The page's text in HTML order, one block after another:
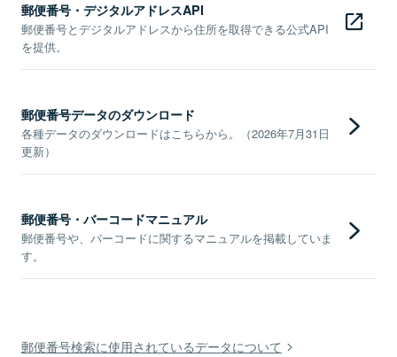
郵便番号・デジタルアドレスAPI
郵便番号とデジタルアドレスから住所を取得できる公式API
を提供。
郵便番号データのダウンロード
各種データのダウンロードはこちらから。（2026年7月31日
更新）
郵便番号・バーコードマニュアル
郵便番号や、バーコードに関するマニュアルを掲載していま
す。
郵便番号検索に使用されているデータについて